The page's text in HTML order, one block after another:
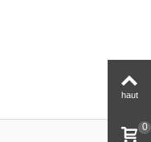
haut
0